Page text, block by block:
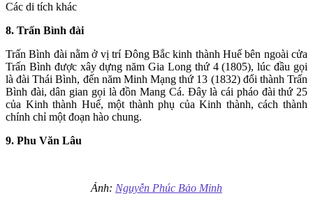
Các di tích khác
8. Trấn Bình đài
Trấn Bình đài nằm ở vị trí Đông Bắc kinh thành Huế bên ngoài cửa
Trấn Bình được xây dựng năm Gia Long thứ 4 (1805), lúc đầu gọi
là đài Thái Bình, đến năm Minh Mạng thứ 13 (1832) đổi thành Trấn
Bình đài, dân gian gọi là đồn Mang Cá. Đây là cái pháo đài thứ 25
của Kinh thành Huế, một thành phụ của Kinh thành, cách thành
chính chỉ một đoạn hào chung.
9. Phu Văn Lâu
Ảnh: Nguyễn Phúc Bảo Minh